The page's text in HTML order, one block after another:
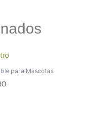
para Mascotas